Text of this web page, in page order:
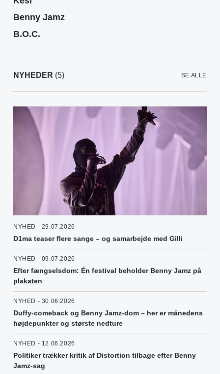
Benny Jamz
B.O.C.
NYHEDER (5) SE ALLE
NYHED - 29.07.2026
D1ma teaser flere sange – og samarbejde med Gilli
NYHED - 09.07.2026
Efter fængselsdom: Én festival beholder Benny Jamz på
plakaten
NYHED - 30.06.2026
Duffy-comeback og Benny Jamz-dom – her er månedens
højdepunkter og største nedture
NYHED - 12.06.2026
Politiker trækker kritik af Distortion tilbage efter Benny
Jamz-sag